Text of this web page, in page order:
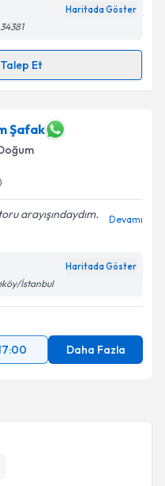
ilişkin
Aydınlatma
verilerimin belirtilen
ediyorum.
Haritada Göster
Et
için randevu takvimi
randevu almanız
e-posta ile
ilişkin
ediyorum.
Gönder
Şafak
arayışındaydım.
Devamı
Haritada Göster
İstanbul
Daha Fazla